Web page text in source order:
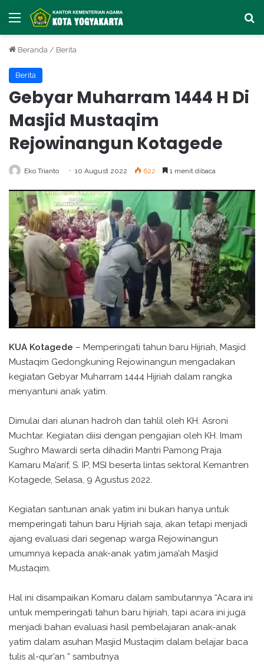
Menu
Beranda / Berita
Berita
Gebyar Muharram 1444 H Di
Masjid Mustaqim
Rejowinangun Kotagede
Eko Trianto 10 August 2022 622 1 menit dibaca
KUA Kotagede – Memperingati tahun baru Hijriah, Masjid
Mustaqim Gedongkuning Rejowinangun mengadakan
kegiatan Gebyar Muharram 1444 Hijriah dalam rangka
menyantuni anak yatim.
Dimulai dari alunan hadroh dan tahlil oleh KH. Asroni
Muchtar. Kegiatan diisi dengan pengajian oleh KH. Imam
Sughro Mawardi serta dihadiri Mantri Pamong Praja
Kamaru Ma’arif, S. IP, MSI beserta lintas sektoral Kemantren
Kotagede, Selasa, 9 Agustus 2022.
Kegiatan santunan anak yatim ini bukan hanya untuk
memperingati tahun baru Hijriah saja, akan tetapi menjadi
ajang evaluasi dari segenap warga Rejowinangun
umumnya kepada anak-anak yatim jama’ah Masjid
Mustaqim.
Hal ini disampaikan Komaru dalam sambutannya “Acara ini
untuk memperingati tahun baru hijriah, tapi acara ini juga
menjadi bahan evaluasi hasil pembelajaran anak-anak
yatim dalam asuhan Masjid Mustaqim dalam belajar baca
tulis al-qur’an ” sambutnya